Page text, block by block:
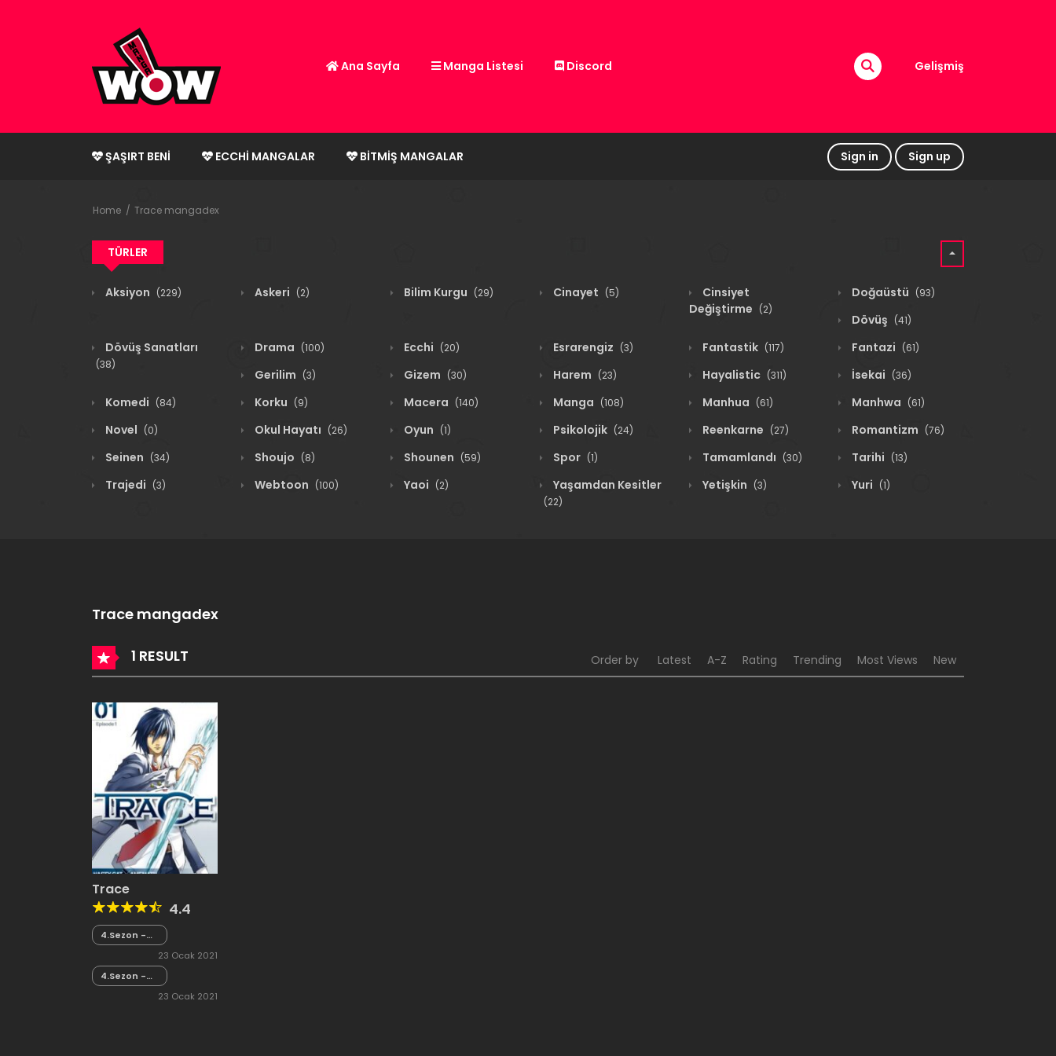
Ana Sayfa Manga Listesi Discord Gelişmiş
ŞAŞIRT BENI ECCHI MANGALAR BITMIŞ MANGALAR Sign in Sign up
Home Trace mangadex
TÜRLER
Aksiyon (229) Askeri (2) Bilim Kurgu (29) Cinayet (5)
Cinsiyet
Değiştirme (2)
Doğaüstü (93)
Dövüş (41)
Dövüş Sanatları
(38)
Drama (100) Ecchi (20) Esrarengiz (3) Fantastik (117) Fantazi (61)
Gerilim (3) Gizem (30) Harem (23) Hayalistic (311) İsekai (36)
Komedi (84) Korku (9) Macera (140) Manga (108) Manhua (61) Manhwa (61)
Novel (0) Okul Hayatı (26) Oyun (1) Psikolojik (24) Reenkarne (27) Romantizm (76)
Seinen (34) Shoujo (8) Shounen (59) Spor (1) Tamamlandı (30) Tarihi (13)
Trajedi (3) Webtoon (100) Yaoi (2) Yaşamdan Kesitler
(22)
Yetişkin (3) Yuri (1)
Trace mangadex
1 RESULT Order by Latest A-Z Rating Trending Most Views New
Trace
4.4
4.Sezon -
Bölüm 21
23 Ocak 2021
4.Sezon -
Bölüm 20
23 Ocak 2021